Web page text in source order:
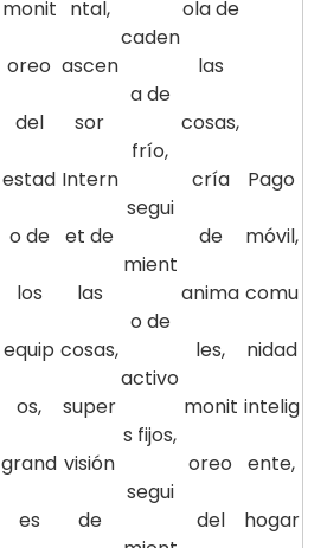
monit
oreo
del
estad
o de
los
equip
os,
grand
es
ntal,
ascen
sor
Intern
et de
las
cosas,
super
visión
de
caden
a de
frío,
segui
mient
o de
activo
s fijos,
segui
ola de
las
cosas,
cría
de
anima
les,
monit
oreo
del
Pago
móvil,
comu
nidad
intelig
ente,
hogar